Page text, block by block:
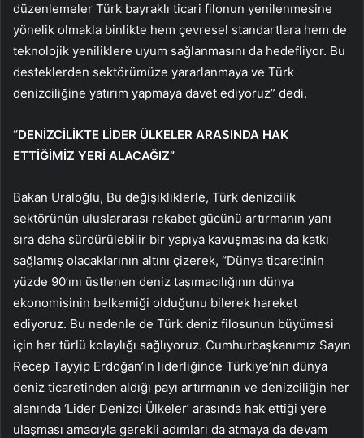
düzenlemeler Türk bayraklı ticari filonun yenilenmesine
yönelik olmakla binlikte hem çevresel standartlara hem de
teknolojik yeniliklere uyum sağlanmasını da hedefliyor. Bu
desteklerden sektörümüze yararlanmaya ve Türk
denizciliğine yatırım yapmaya davet ediyoruz” dedi.
“DENİZCİLİKTE LİDER ÜLKELER ARASINDA HAK
ETTİĞİMİZ YERİ ALACAĞIZ”
Bakan Uraloğlu, Bu değişikliklerle, Türk denizcilik
sektörünün uluslararası rekabet gücünü artırmanın yanı
sıra daha sürdürülebilir bir yapıya kavuşmasına da katkı
sağlamış olacaklarının altını çizerek, “Dünya ticaretinin
yüzde 90’ını üstlenen deniz taşımacılığının dünya
ekonomisinin belkemiği olduğunu bilerek hareket
ediyoruz. Bu nedenle de Türk deniz filosunun büyümesi
için her türlü kolaylığı sağlıyoruz. Cumhurbaşkanımız Sayın
Recep Tayyip Erdoğan’ın liderliğinde Türkiye’nin dünya
deniz ticaretinden aldığı payı artırmanın ve denizciliğin her
alanında ‘Lider Denizci Ülkeler’ arasında hak ettiği yere
ulaşması amacıyla gerekli adımları da atmaya da devam